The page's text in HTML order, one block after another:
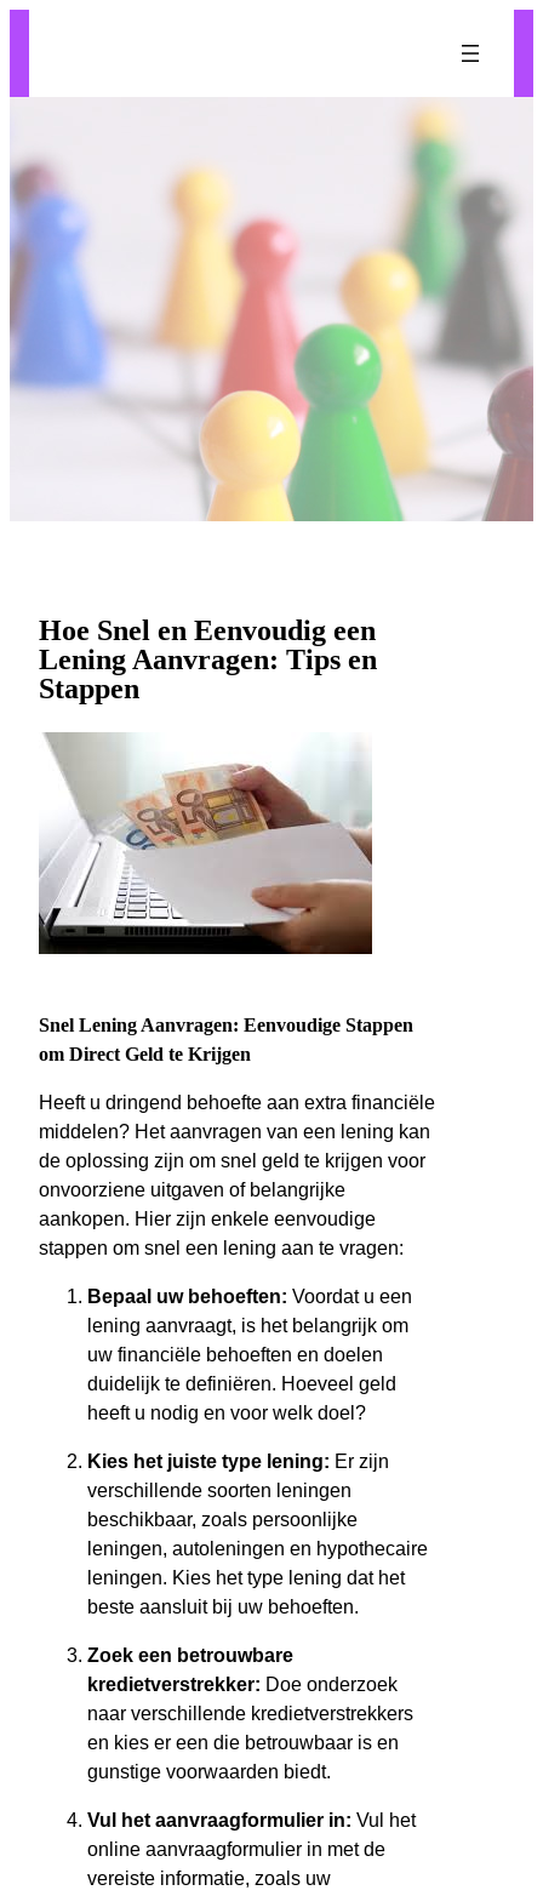
Hoe Snel en Eenvoudig een
Lening Aanvragen: Tips en
Stappen
Snel Lening Aanvragen: Eenvoudige Stappen
om Direct Geld te Krijgen
Heeft u dringend behoefte aan extra financiële
middelen? Het aanvragen van een lening kan
de oplossing zijn om snel geld te krijgen voor
onvoorziene uitgaven of belangrijke
aankopen. Hier zijn enkele eenvoudige
stappen om snel een lening aan te vragen:
Bepaal uw behoeften: Voordat u een
lening aanvraagt, is het belangrijk om
uw financiële behoeften en doelen
duidelijk te definiëren. Hoeveel geld
heeft u nodig en voor welk doel?
Kies het juiste type lening: Er zijn
verschillende soorten leningen
beschikbaar, zoals persoonlijke
leningen, autoleningen en hypothecaire
leningen. Kies het type lening dat het
beste aansluit bij uw behoeften.
Zoek een betrouwbare
kredietverstrekker: Doe onderzoek
naar verschillende kredietverstrekkers
en kies er een die betrouwbaar is en
gunstige voorwaarden biedt.
Vul het aanvraagformulier in: Vul het
online aanvraagformulier in met de
vereiste informatie, zoals uw